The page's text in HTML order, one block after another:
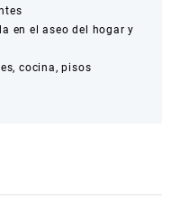
en el aseo del hogar y
cocina, pisos